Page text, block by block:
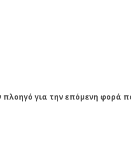
για την επόμενη φορά